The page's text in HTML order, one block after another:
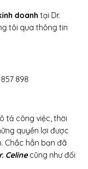
doanh tại Dr.
tôi qua thông tin
898
tả công việc, thời
quyền lợi được
Chắc hẳn bạn đã
Celinecũng như đối